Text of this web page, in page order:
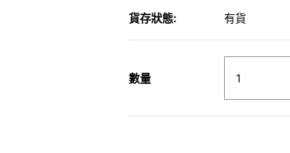
貨存狀態: 有貨
數量